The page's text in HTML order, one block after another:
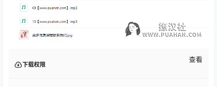
下载权限
查看